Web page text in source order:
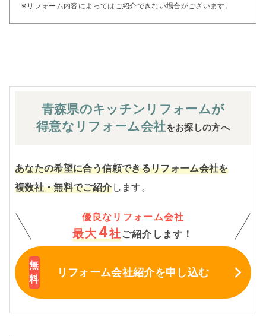
ぜひ、あなたの大切なお住まいの再生を私たちにお任せく
※リフォーム内容によってはご紹介できない場合がございます。
青森県のキッチン リフォームが
得意なリフォーム会社をお探しの方へ
あなたの希望に合う信頼できるリフォーム会社を
複数社・無料でご紹介します。
優良なリフォーム会社
最大 4社 ご紹介します！
リフォーム会社紹介を申し込む